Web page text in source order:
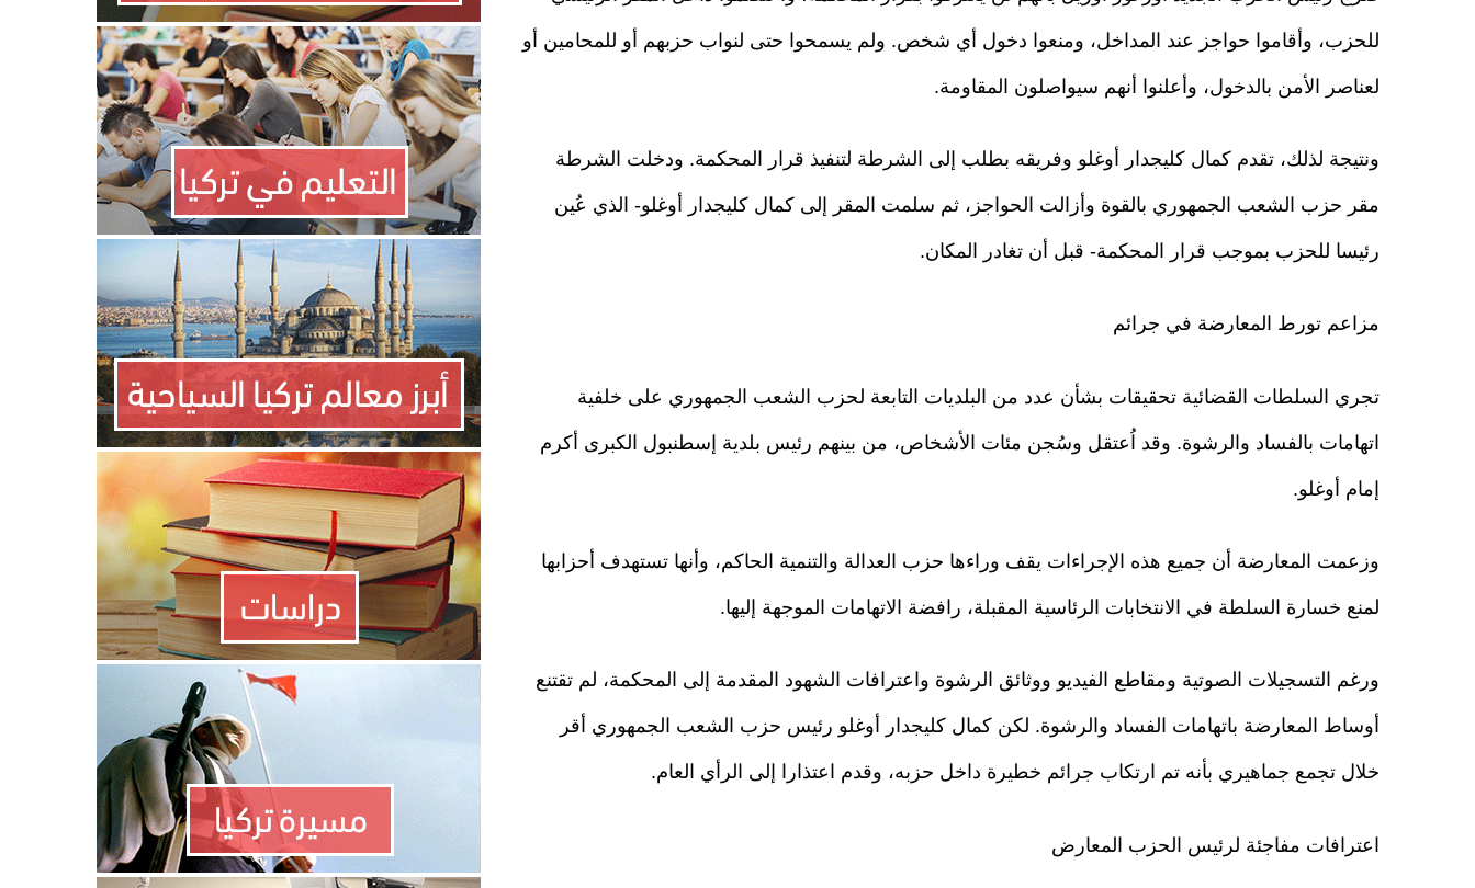
للحزب، وأقاموا حواجز عند المداخل، ومنعوا دخول أي شخص. ولم يسمحوا حتى لنواب حزبهم أو للمحامين أو
لعناصر الأمن بالدخول، وأعلنوا أنهم سيواصلون المقاومة.
ونتيجة لذلك، تقدم كمال كليجدار أوغلو وفريقه بطلب إلى الشرطة لتنفيذ قرار المحكمة. ودخلت الشرطة
مقر حزب الشعب الجمهوري بالقوة وأزالت الحواجز، ثم سلمت المقر إلى كمال كليجدار أوغلو- الذي عُين
رئيسا للحزب بموجب قرار المحكمة- قبل أن تغادر المكان.
مزاعم تورط المعارضة في جرائم
تجري السلطات القضائية تحقيقات بشأن عدد من البلديات التابعة لحزب الشعب الجمهوري على خلفية
اتهامات بالفساد والرشوة. وقد اُعتقل وسُجن مئات الأشخاص، من بينهم رئيس بلدية إسطنبول الكبرى أكرم
إمام أوغلو.
وزعمت المعارضة أن جميع هذه الإجراءات يقف وراءها حزب العدالة والتنمية الحاكم، وأنها تستهدف أحزابها
لمنع خسارة السلطة في الانتخابات الرئاسية المقبلة، رافضة الاتهامات الموجهة إليها.
ورغم التسجيلات الصوتية ومقاطع الفيديو ووثائق الرشوة واعترافات الشهود المقدمة إلى المحكمة، لم تقتنع
أوساط المعارضة باتهامات الفساد والرشوة. لكن كمال كليجدار أوغلو رئيس حزب الشعب الجمهوري أقر
خلال تجمع جماهيري بأنه تم ارتكاب جرائم خطيرة داخل حزبه، وقدم اعتذارا إلى الرأي العام.
اعترافات مفاجئة لرئيس الحزب المعارض